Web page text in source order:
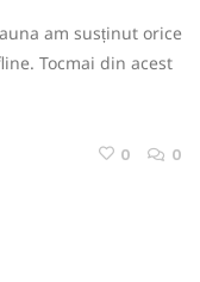
am susținut orice
Tocmai din acest
0 0